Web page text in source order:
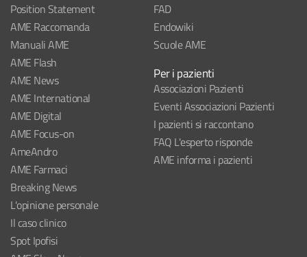
Position Statement
AME Raccomanda
Manuali AME
AME Flash
AME News
AME International
AME Digital
AME Focus-on
AmeAndro
AME Farmaci
Breaking News
L'opinione personale
Il caso clinico
Spot Ipofisi
FAD
Endowiki
Scuole AME
Per i pazienti
Associazioni Pazienti
Eventi Associazioni Pazienti
I pazienti si raccontano
FAQ L'esperto risponde
AME informa i pazienti